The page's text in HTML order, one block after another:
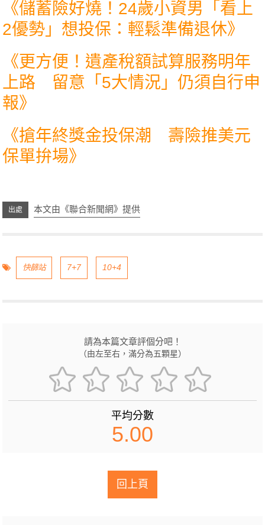
《儲蓄險好燒！24歲小資男「看上
2優勢」想投保：輕鬆準備退休》
《更方便！遺產稅額試算服務明年
上路 留意「5大情況」仍須自行申
報》
《搶年終獎金投保潮 壽險推美元
保單拚場》
本文由《聯合新聞網》提供
快篩站 7+7 10+4
請為本篇文章評個分吧！
（由左至右，滿分為五顆星）
平均分數
5.00
回上頁